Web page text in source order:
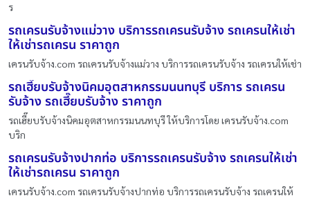
ร
รถเครนรับจ้างแม่วาง บริการรถเครนรับจ้าง รถเครนให้เช่า
ให้เช่ารถเครน ราคาถูก
เครนรับจ้าง.com รถเครนรับจ้างแม่วาง บริการรถเครนรับจ้าง รถเครนให้เช่า
รถเฮี๊ยบรับจ้างนิคมอุตสาหกรรมนนทบุรี บริการ รถเครน
รับจ้าง รถเฮี๊ยบรับจ้าง ราคาถูก
รถเฮี๊ยบรับจ้างนิคมอุตสาหกรรมนนทบุรี ให้บริการโดย เครนรับจ้าง.com
บริก
รถเครนรับจ้างปากท่อ บริการรถเครนรับจ้าง รถเครนให้เช่า
ให้เช่ารถเครน ราคาถูก
เครนรับจ้าง.com รถเครนรับจ้างปากท่อ บริการรถเครนรับจ้าง รถเครนให้